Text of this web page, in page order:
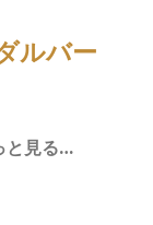
ルバー
と見る…